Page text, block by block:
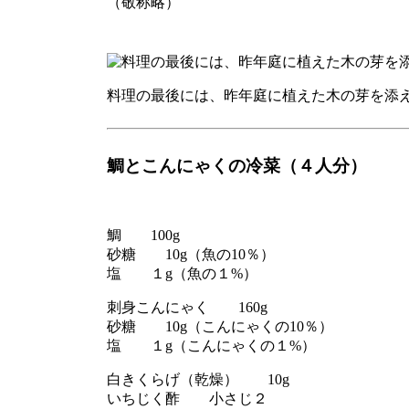
料理の最後には、昨年庭に植えた木の芽を添
鯛とこんにゃくの冷菜（４人分）
鯛 100g
砂糖 10g（魚の10％）
塩 １g（魚の１%）
刺身こんにゃく 160g
砂糖 10g（こんにゃくの10％）
塩 １g（こんにゃくの１%）
白きくらげ（乾燥） 10g
いちじく酢 小さじ２